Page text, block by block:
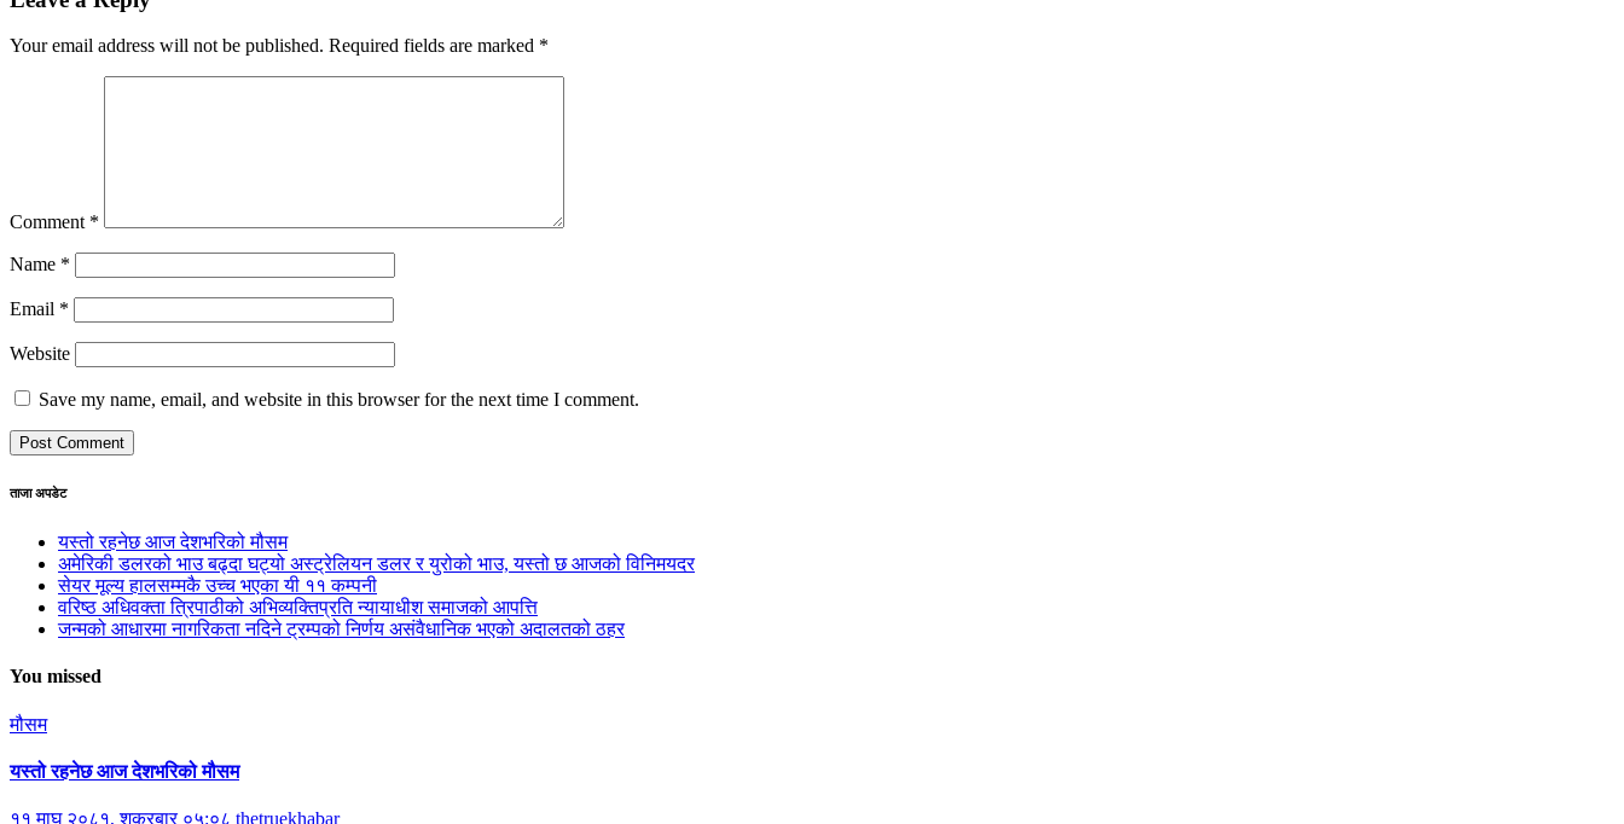
Your email address will not be published. Required fields are marked *
Comment *
Name *
Email *
Website
Save my name, email, and website in this browser for the next time I comment.
ताजा अपडेट
यस्तो रहनेछ आज देशभरिको मौसम
अमेरिकी डलरको भाउ बढ्दा घट्यो अस्ट्रेलियन डलर र युरोको भाउ, यस्तो छ आजको विनिमयदर
सेयर मूल्य हालसम्मकै उच्च भएका यी ११ कम्पनी
वरिष्ठ अधिवक्ता त्रिपाठीको अभिव्यक्तिप्रति न्यायाधीश समाजको आपत्ति
जन्मको आधारमा नागरिकता नदिने ट्रम्पको निर्णय असंवैधानिक भएको अदालतको ठहर
You missed
मौसम
यस्तो रहनेछ आज देशभरिको मौसम
११ माघ २०८१, शुक्रबार ०५:०८ thetruekhabar